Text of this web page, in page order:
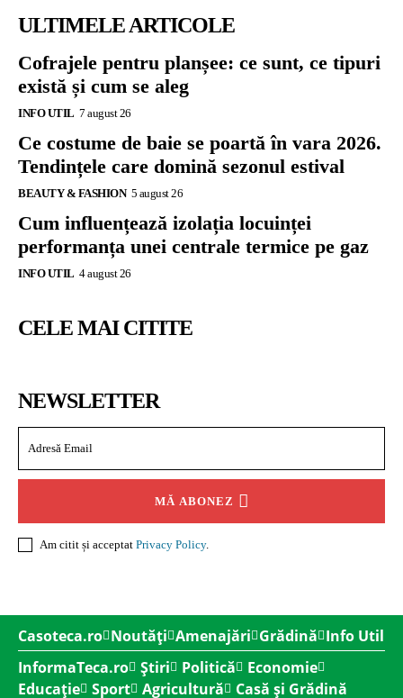
ULTIMELE ARTICOLE
Cofrajele pentru planșee: ce sunt, ce tipuri
există și cum se aleg
INFO UTIL 7 august 26
Ce costume de baie se poartă în vara 2026.
Tendințele care domină sezonul estival
BEAUTY & FASHION 5 august 26
Cum influențează izolația locuinței
performanța unei centrale termice pe gaz
INFO UTIL 4 august 26
CELE MAI CITITE
NEWSLETTER
MĂ ABONEZ
Am citit și acceptat Privacy Policy.
Casoteca.ro Noutăți Amenajări Grădină Info Util
InformaTeca.ro Știri Politică
Economie
Educație Sport Agricultură Casă și Grădină